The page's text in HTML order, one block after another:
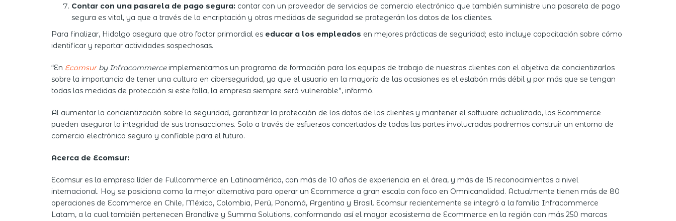
Contar con una pasarela de pago segura: contar con un proveedor de servicios de comercio electrónico que también suministre una pasarela de pago
segura es vital, ya que a través de la encriptación y otras medidas de seguridad se protegerán los datos de los clientes.
Para finalizar, Hidalgo asegura que otro factor primordial es educar a los empleados en mejores prácticas de seguridad; esto incluye capacitación sobre cómo
identificar y reportar actividades sospechosas.
“En Ecomsur by Infracommerce implementamos un programa de formación para los equipos de trabajo de nuestros clientes con el objetivo de concientizarlos
sobre la importancia de tener una cultura en ciberseguridad, ya que el usuario en la mayoría de las ocasiones es el eslabón más débil y por más que se tengan
todas las medidas de protección si este falla, la empresa siempre será vulnerable”, informó.
Al aumentar la concientización sobre la seguridad, garantizar la protección de los datos de los clientes y mantener el software actualizado, los Ecommerce
pueden asegurar la integridad de sus transacciones. Solo a través de esfuerzos concertados de todas las partes involucradas podremos construir un entorno de
comercio electrónico seguro y confiable para el futuro.
Acerca de Ecomsur:
Ecomsur es la empresa líder de Fullcommerce en Latinoamérica, con más de 10 años de experiencia en el área, y más de 15 reconocimientos a nivel
internacional. Hoy se posiciona como la mejor alternativa para operar un Ecommerce a gran escala con foco en Omnicanalidad. Actualmente tienen más de 80
operaciones de Ecommerce en Chile, México, Colombia, Perú, Panamá, Argentina y Brasil. Ecomsur recientemente se integró a la familia Infracommerce
Latam, a la cual también pertenecen Brandlive y Summa Solutions, conformando así el mayor ecosistema de Ecommerce en la región con más 250 marcas